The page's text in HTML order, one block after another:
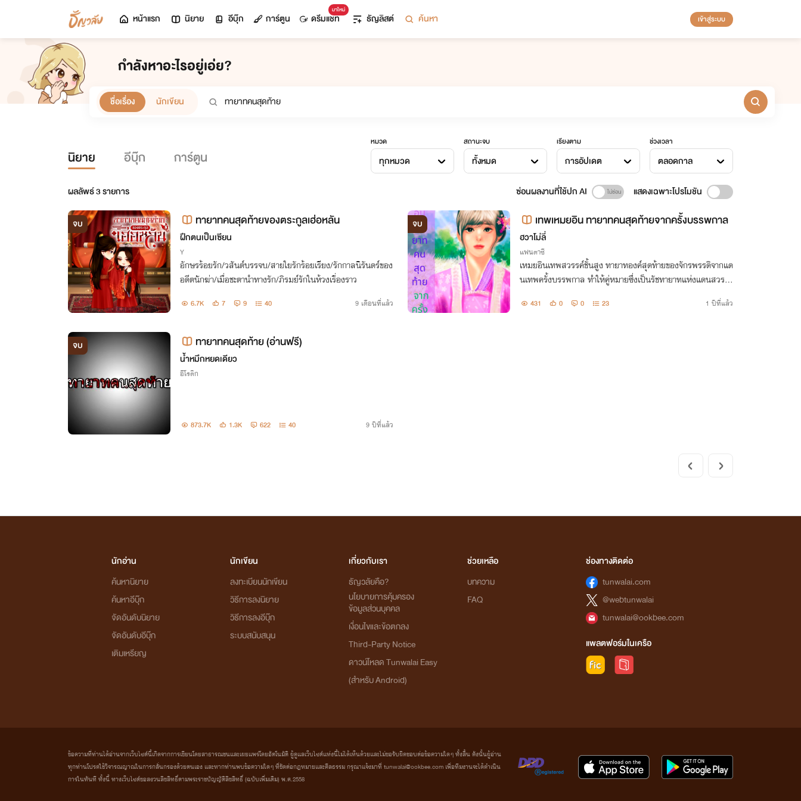
หน้าแรก นิยาย อีบุ๊ก การ์ตูน
มาใหม่
ดรีมแชท ธัญลิสต์ ค้นหา เข้าสู่ระบบ
กำลังหาอะไรอยู่เอ่ย?
ชื่อเรื่อง นักเขียน
นิยาย อีบุ๊ก การ์ตูน
หมวด
ทุกหมวด
สถานะจบ
ทั้งหมด
เรียงตาม
การอัปเดต
ช่วงเวลา
ตลอดกาล
ผลลัพธ์3รายการ ซ่อนผลงานที่ใช้ปก AI แสดงเฉพาะโปรโมชัน
จบ ทายาทคนสุดท้ายของตระกูลเฮ่อหลัน
ฝึกตนเป็นเซียน
Y
อักษรร้อยรัก/วสันต์บรรจบ/สายใยรักร้อยเรียง/รักกาลนิรันดร์ของ
อดีตนักฆ่า/เมื่อชะตานำทางรัก/ภิรมย์รักในห้วงเรื่องราว
6.7K 7 9 40 9 เดือนที่แล้ว
จบ เทพเหมยอิน ทายาทคนสุดท้ายจากครั้งบรรพกาล
ฮวาโม่ลี่
แฟนตาซี
เหมยอินเทพสวรรค์ชั้นสูง ทายาทองค์สุดท้ายของจักรพรรดิจากแด
นเทพครั้งบรรพกาล ทำให้คู่หมายซึ่งเป็นรัชทายาทแห่งแดนสวรร
หมดใจจำต้องตัดใจไม่ให้เหลือ
431 0 0 23 1 ปีที่แล้ว
จบ ทายาทคนสุดท้าย (อ่านฟรี)
น้ำหมึกหยดเดียว
อีโรติก
873.7K 1.3K 622 40 9 ปีที่แล้ว
นักอ่าน
ค้นหานิยาย
ค้นหาอีบุ๊ก
จัดอันดับนิยาย
จัดอันดับอีบุ๊ก
เติมเหรียญ
นักเขียน
ลงทะเบียนนักเขียน
วิธีการลงนิยาย
วิธีการลงอีบุ๊ก
ระบบสนับสนุน
เกี่ยวกับเรา
ธัญวลัยคือ?
นโยบายการคุ้มครอง
ข้อมูลส่วนบุคคล
เงื่อนไขและข้อตกลง
Third-Party Notice
ดาวน์โหลด Tunwalai Easy
(สำหรับ Android)
ช่วยเหลือ
บทความ
FAQ
ช่องทางติดต่อ
tunwalai.com
@webtunwalai
tunwalai@ookbee.com
แพลตฟอร์มในเครือ
ข้อความที่ท่านได้อ่านจากเว็บไซต์นี้เกิดจากการเขียนโดยสาธารณชนและเผยแพร่โดยอัตโนมัติ ผู้ดูแลเว็บไซต์แห่งนี้ไม่ได้เห็นด้วยและไม่ขอรับผิดชอบต่อข้อความใดๆ ทั้งสิ้น ดังนั้นผู้อ่าน
ทุกท่านโปรดใช้วิจารณญาณในการกลั่นกรองด้วยตนเอง และหากท่านพบข้อความใดๆ ที่ขัดต่อกฎหมายและศีลธรรม กรุณาแจ้งมาที่ tunwalai@ookbee.com เพื่อทีมงานจะได้ดำเนิน
การในทันที ทั้งนี้ ทางเว็บไซต์ขอสงวนลิขสิทธิ์ตามพระราชบัญญัติลิขสิทธิ์ (ฉบับเพิ่มเติม) พ.ศ.2558